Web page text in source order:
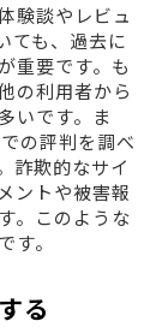
験談やレビュ
ても、過去に
重要です。も
の利用者から
いです。ま
の評判を調べ
詐欺的なサイ
ントや被害報
。このような
す。
る